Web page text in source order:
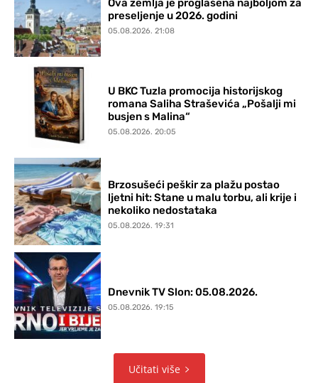
Ova zemlja je proglašena najboljom za
preseljenje u 2026. godini
05.08.2026. 21:08
U BKC Tuzla promocija historijskog
romana Saliha Straševića „Pošalji mi
busjen s Malina“
05.08.2026. 20:05
Brzosušeći peškir za plažu postao
ljetni hit: Stane u malu torbu, ali krije i
nekoliko nedostataka
05.08.2026. 19:31
Dnevnik TV Slon: 05.08.2026.
05.08.2026. 19:15
Učitati više